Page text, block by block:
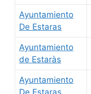
Ayuntamiento
De Estaras
Ayuntamiento
de Estaràs
Ayuntamiento
De Estaras